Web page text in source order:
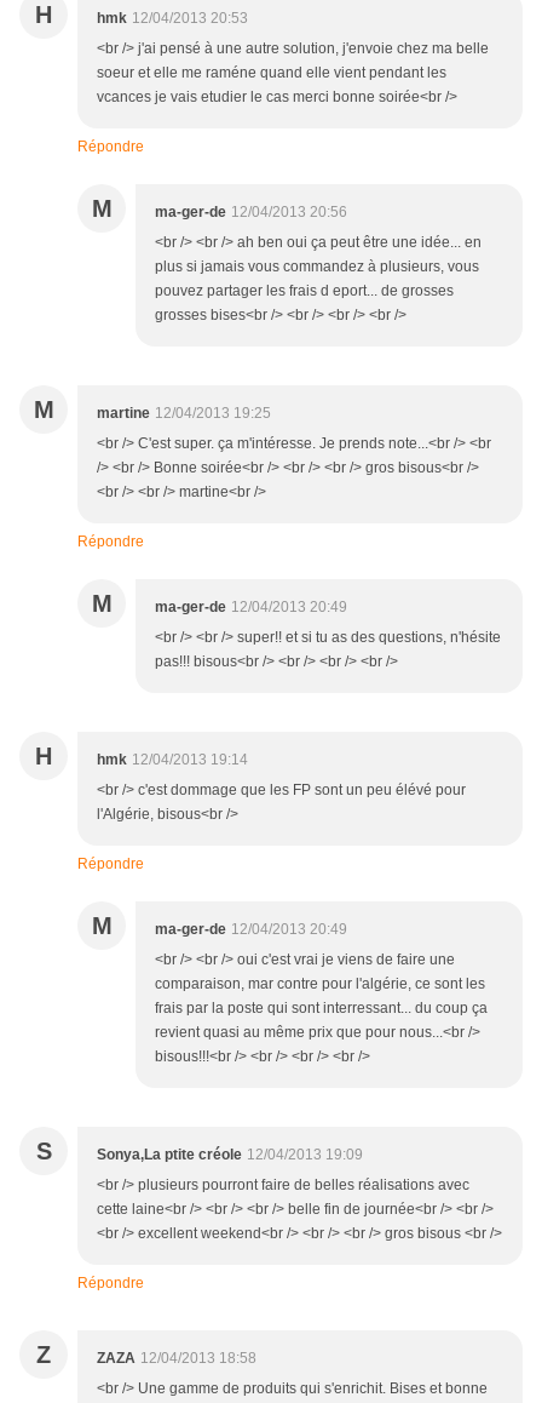
H hmk 12/04/2013 20:53
<br /> j'ai pensé à une autre solution, j'envoie chez ma belle
soeur et elle me raméne quand elle vient pendant les
vcances je vais etudier le cas merci bonne soirée<br />
Répondre
M ma-ger-de 12/04/2013 20:56
<br /> <br /> ah ben oui ça peut être une idée... en
plus si jamais vous commandez à plusieurs, vous
pouvez partager les frais d eport... de grosses
grosses bises<br /> <br /> <br /> <br />
M martine 12/04/2013 19:25
<br /> C'est super. ça m'intéresse. Je prends note...<br /> <br
/> <br /> Bonne soirée<br /> <br /> <br /> gros bisous<br />
<br /> <br /> martine<br />
Répondre
M ma-ger-de 12/04/2013 20:49
<br /> <br /> super!! et si tu as des questions, n'hésite
pas!!! bisous<br /> <br /> <br /> <br />
H hmk 12/04/2013 19:14
<br /> c'est dommage que les FP sont un peu élévé pour
l'Algérie, bisous<br />
Répondre
M ma-ger-de 12/04/2013 20:49
<br /> <br /> oui c'est vrai je viens de faire une
comparaison, mar contre pour l'algérie, ce sont les
frais par la poste qui sont interressant... du coup ça
revient quasi au même prix que pour nous...<br />
bisous!!!<br /> <br /> <br /> <br />
S Sonya,La ptite créole 12/04/2013 19:09
<br /> plusieurs pourront faire de belles réalisations avec
cette laine<br /> <br /> <br /> belle fin de journée<br /> <br />
<br /> excellent weekend<br /> <br /> <br /> gros bisous <br />
Répondre
Z ZAZA 12/04/2013 18:58
<br /> Une gamme de produits qui s'enrichit. Bises et bonne